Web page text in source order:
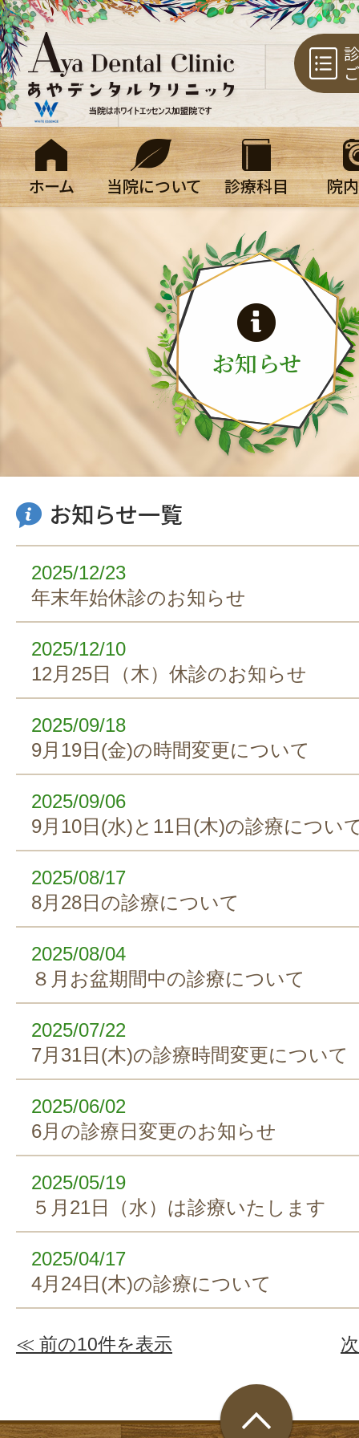
鹿児島市紫
ホーム 当院について 診療科目 院
お知らせ
お知らせ一覧
2025/12/23
年末年始休診のお知らせ
2025/12/10
12月25日（木）休診のお知らせ
2025/09/18
9月19日(金)の時間変更について
2025/09/06
9月10日(水)と11日(木)の診療につい
2025/08/17
8月28日の診療について
2025/08/04
８月お盆期間中の診療について
2025/07/22
7月31日(木)の診療時間変更について
2025/06/02
6月の診療日変更のお知らせ
2025/05/19
５月21日（水）は診療いたします
2025/04/17
4月24日(木)の診療について
≪ 前の10件を表示